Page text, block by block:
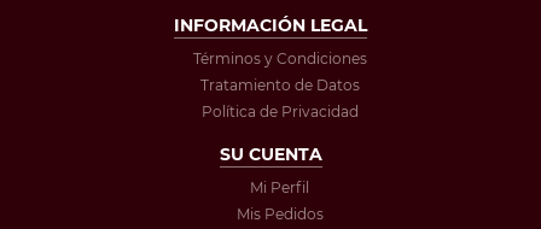
INFORMACIÓN LEGAL
Términos y Condiciones
Tratamiento de Datos
Política de Privacidad
SU CUENTA
Mi Perfil
Mis Pedidos